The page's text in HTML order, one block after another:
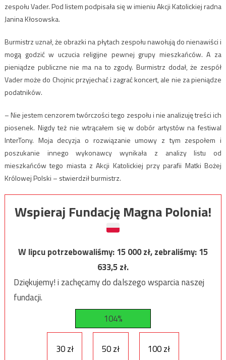
zespołu Vader. Pod listem podpisała się w imieniu Akcji Katolickiej radna
Janina Kłosowska.
Burmistrz uznał, że obrazki na płytach zespołu nawołują do nienawiści i
mogą godzić w uczucia religijne pewnej grupy mieszkańców. A za
pieniądze publiczne nie ma na to zgody. Burmistrz dodał, że zespół
Vader może do Chojnic przyjechać i zagrać koncert, ale nie za pieniądze
podatników.
– Nie jestem cenzorem twórczości tego zespołu i nie analizuję treści ich
piosenek. Nigdy też nie wtrącałem się w dobór artystów na festiwal
InterTony. Moja decyzja o rozwiązanie umowy z tym zespołem i
poszukanie innego wykonawcy wynikała z analizy listu od
mieszkańców tego miasta z Akcji Katolickiej przy parafii Matki Bożej
Królowej Polski – stwierdził burmistrz.
Wspieraj Fundację Magna Polonia!
W lipcu potrzebowaliśmy:15 000zł, zebraliśmy:15
633,5zł.
Dziękujemy! i zachęcamy do dalszego wsparcia naszej
fundacji.
104%
30 zł 50 zł 100 zł